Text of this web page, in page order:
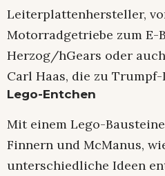
Leiterplattenhersteller,
Motorradgetriebe zum E-
Herzog/hGears oder
Carl Haas, die zu
Lego-Entchen
Mit einem Lego-
Finnern und McManus,
unterschiedliche Ideen